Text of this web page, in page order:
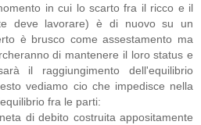
in cui lo scarto fra il ricco e il
deve lavorare) è di nuovo su un
è brusco come assestamento ma
di mantenere il loro status e
il raggiungimento dell'equilibrio
vediamo cio che impedisce nella
fra le parti:
di debito costruita appositamente